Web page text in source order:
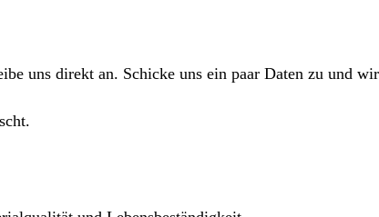
uns direkt an. Schicke uns ein paar Daten zu und